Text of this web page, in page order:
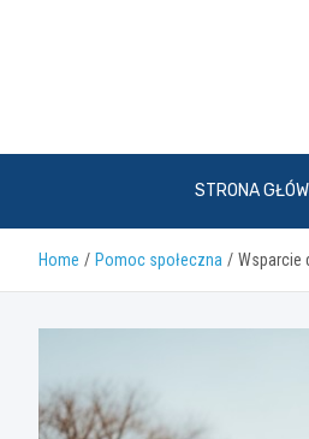
STRONA
Home Pomoc społeczna Wsparcie